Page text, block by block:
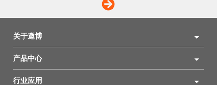
关于遨博
产品中心
行业应用